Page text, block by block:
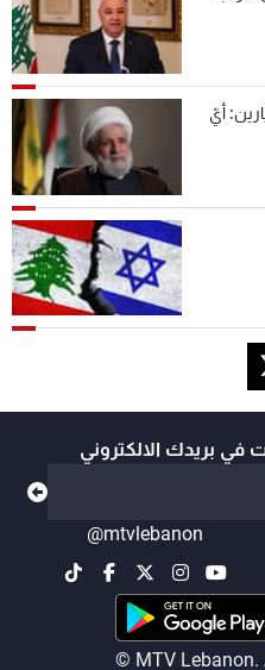
أيّ
في بريدك الالكتروني
@mtvlebanon
© MTV Lebanon.